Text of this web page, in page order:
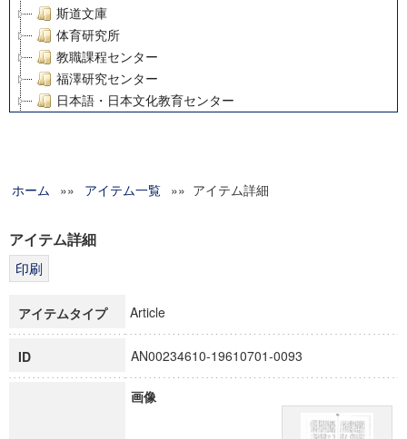
斯道文庫
体育研究所
教職課程センター
福澤研究センター
日本語・日本文化教育センター
グローバルリサーチインスティテュート
科学研究費補助金研究成果報告書
博士課程教育リーディングプログラム「超成熟社会発展のサ
ホーム »» アイテム一覧 »» アイテム詳細
アイテム詳細
アイテムタイプ Article
ID AN00234610-19610701-0093
画像